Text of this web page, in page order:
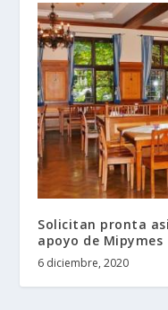
Solicitan pronta
apoyo de Mipymes
6 diciembre, 2020